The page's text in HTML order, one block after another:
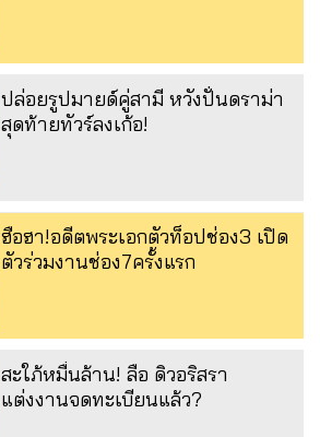
ปล่อยรูปมายด์คู่สามี หวังปั่นดราม่า
สุดท้ายทัวร์ลงเก้อ!
ฮือฮา!อดีตพระเอกตัวท็อปช่อง3 เปิด
ตัวร่วมงานช่อง7ครั้งแรก
สะใภ้หมื่นล้าน! ลือ ดิวอริสรา
แต่งงานจดทะเบียนแล้ว?